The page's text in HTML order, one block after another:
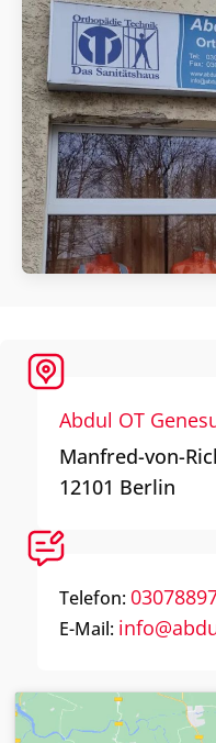
Abdul OT
Manfred-von-
12101 Berlin
Telefon:
E-Mail: